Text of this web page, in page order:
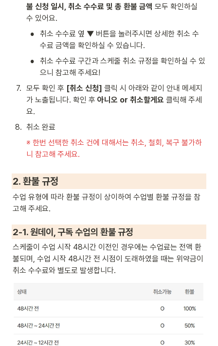
불 신청 일시, 취소 수수료 및 총 환불 금액 모두 확인하실
수 있어요.
•
취소 수수료 옆 ▼ 버튼을 눌러주시면 상세한 취소 수
수료 금액을 확인하실 수 있습니다.
•
취소 수수료 구간과 스케줄 취소 규정을 확인하실 수 있
으니 참고해 주세요!
7. 모두 확인 후 [취소 신청] 클릭 시 아래와 같이 안내 메세지
가 노출됩니다. 확인 후 아니오 or 취소할게요 클릭해 주세
요.
8. 취소 완료
※ 한번 선택한 취소 건에 대해서는 취소, 철회, 복구 불가하
니 참고해 주세요.
2. 환불 규정
수업 유형에 따라 환불 규정이 상이하여 수업별 환불 규정을 참
고해 주세요.
2-1. 원데이, 구독 수업의 환불 규정
스케줄이 수업 시작 48시간 이전인 경우에는 수업료는 전액 환
불되며, 수업 시작 48시간 전 시점이 도래하였을 때는 위약금이
취소 수수료와 별도로 발생합니다.